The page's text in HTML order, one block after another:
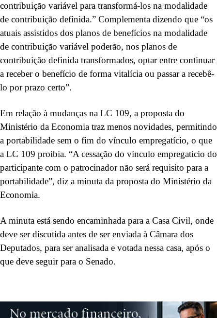
contribuição variável para transformá-los na modalidade
de contribuição definida.” Complementa dizendo que “os
atuais assistidos dos planos de benefícios na modalidade
de contribuição variável poderão, nos planos de
contribuição definida transformados, optar entre continuar
a receber o benefício de forma vitalícia ou passar a recebê-
lo por prazo certo”.
Em relação à mudanças na LC 109, a proposta do
Ministério da Economia traz menos novidades, permitindo
a portabilidade sem o fim do vínculo empregatício, o que
a LC 109 proibia. “A cessação do vínculo empregatício do
participante com o patrocinador não será requisito para a
portabilidade”, diz a minuta da proposta do Ministério da
Economia.
A minuta está sendo encaminhada para a Casa Civil, onde
deve ser discutida antes de ser enviada à Câmara dos
Deputados, para ser analisada e votada nessa casa, após o
que deve seguir para o Senado.